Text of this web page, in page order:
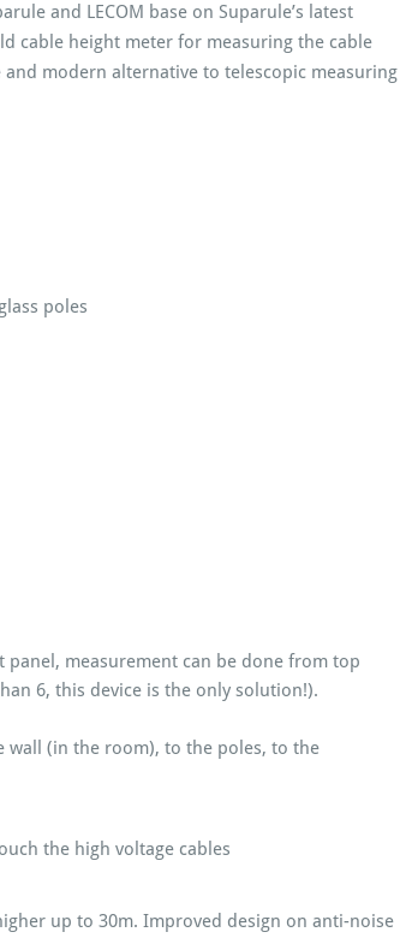
and LECOM base on Suparule’s latest
cable height meter for measuring the cable
modern alternative to telescopic measuring
poles
panel, measurement can be done from top
6, this device is the only solution!).
wall (in the room), to the poles, to the
the high voltage cables
up to 30m. Improved design on anti-noise